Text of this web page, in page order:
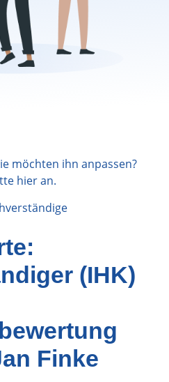
möchten ihn anpassen?
hieran.
(IHK)
Finke